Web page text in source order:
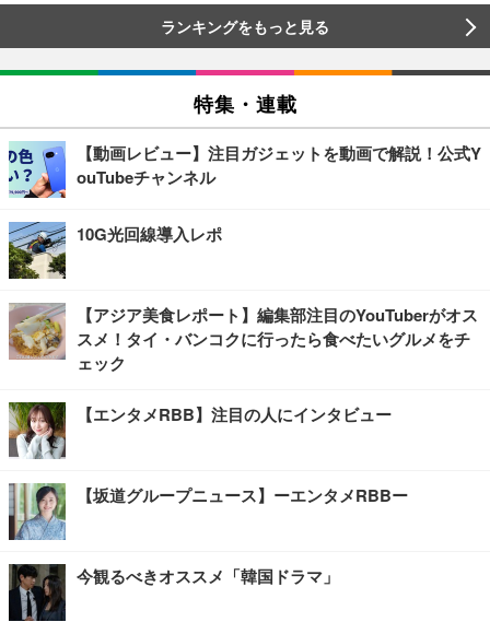
ランキングをもっと見る
特集・連載
【動画レビュー】注目ガジェットを動画で解説！公式Y
ouTubeチャンネル
10G光回線導入レポ
【アジア美食レポート】編集部注目のYouTuberがオス
スメ！タイ・バンコクに行ったら食べたいグルメをチ
ェック
【エンタメRBB】注目の人にインタビュー
【坂道グループニュース】ーエンタメRBBー
今観るべきオススメ「韓国ドラマ」